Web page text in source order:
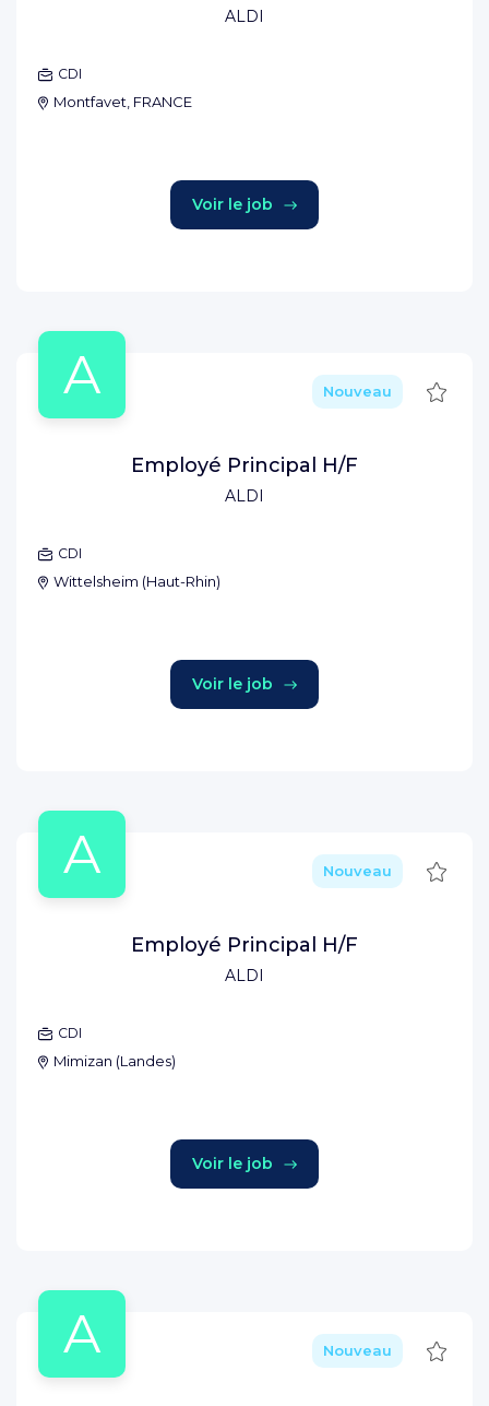
ALDI
CDI
Montfavet, FRANCE
Voir le job
A
ALDI
Nouveau
Employé Principal H/F
CDI
Wittelsheim (Haut-Rhin)
Voir le job
A
ALDI
Nouveau
Employé Principal H/F
CDI
Mimizan (Landes)
Voir le job
A Nouveau